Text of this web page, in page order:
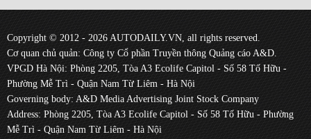
Copyright © 2012 - 2026 AUTODAILY.VN, all rights reserved.
Cơ quan chủ quản: Công ty Cổ phần Truyền thông Quảng cáo A&D.
VPGD Hà Nội: Phòng 2205, Tòa A3 Ecolife Capitol - Số 58 Tố Hữu -
Phường Mễ Trì - Quận Nam Từ Liêm - Hà Nội
Governing body: A&D Media Advertising Joint Stock Company
Address: Phòng 2205, Tòa A3 Ecolife Capitol - Số 58 Tố Hữu - Phường
Mễ Trì - Quận Nam Từ Liêm - Hà Nội